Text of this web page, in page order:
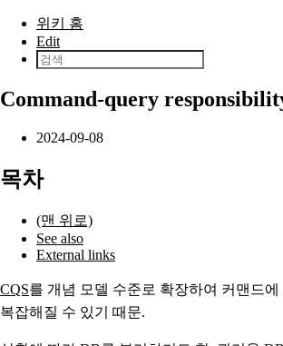
본문으로 건너뛰기
위키 홈
Edit
Command-query
2024-09-08
목차
(맨 위로)
See also
External links
CQS를 개념 모델 수준로 확장하여 커맨드
복잡해질 수 있기 때문.